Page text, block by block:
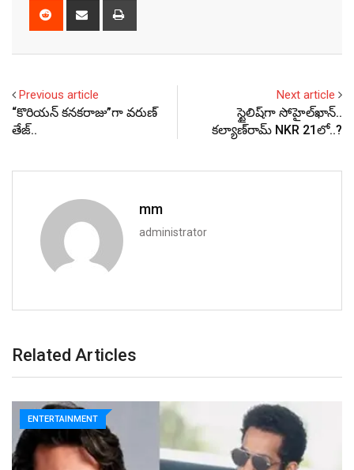
Reddit
Share
Previous article
“కొరియన్ కనకరాజు”గా వరుణ్
తేజ్..
Next article
స్టైలిష్‌గా సోహైల్‌ఖాన్‌..
క‌ల్యాణ్‌రామ్ NKR 21లో..?
mm
administrator
Related Articles
ENTERTAINMENT